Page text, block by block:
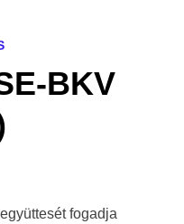
BKV
fogadja